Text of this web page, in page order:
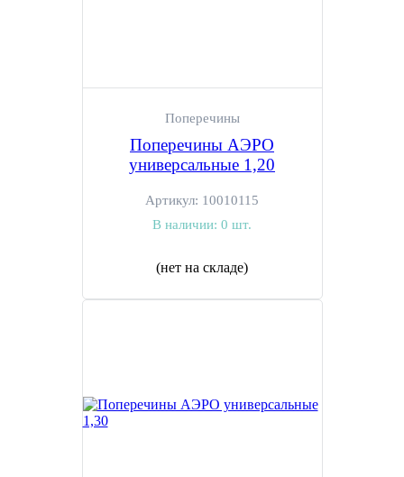
Поперечины
Поперечины АЭРО
универсальные 1,20
Артикул: 10010115
В наличии: 0 шт.
(нет на складе)